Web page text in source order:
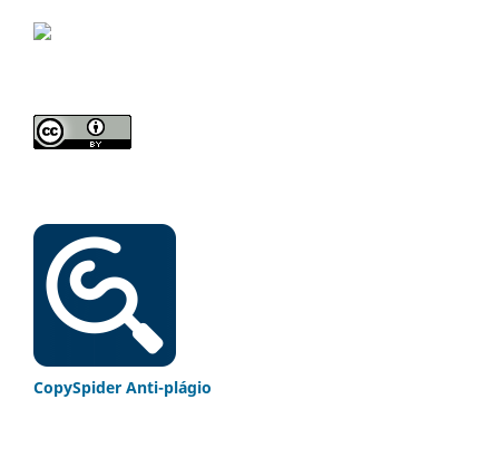
CopySpider Anti-plágio